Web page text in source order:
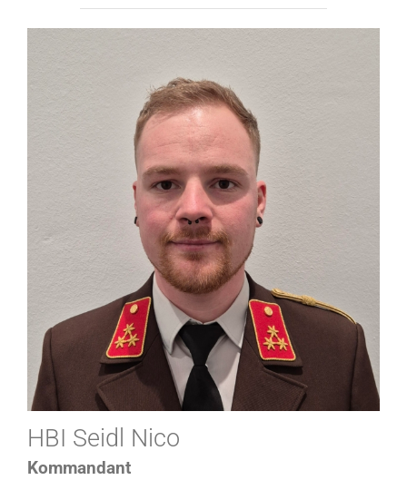
HBI Seidl Nico
Kommandant